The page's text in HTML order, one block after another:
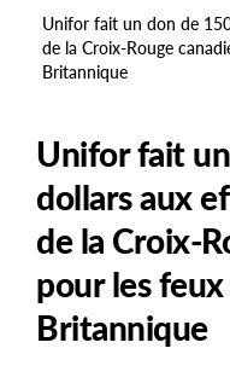
Unifor fait un don de
de la Croix-Rouge
Britannique
Unifor fait
dollars aux
de la Croix-
pour les
Britannique